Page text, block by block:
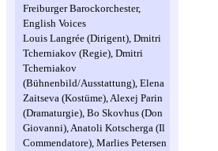
Freiburger Barockorchester,
English Voices
Louis Langrée (Dirigent), Dmitri
Tcherniakov (Regie), Dmitri
Tcherniakov
(Bühnenbild/Ausstattung), Elena
Zaitseva (Kostüme), Alexej Parin
(Dramaturgie), Bo Skovhus (Don
Giovanni), Anatoli Kotscherga (Il
Commendatore), Marlies Petersen